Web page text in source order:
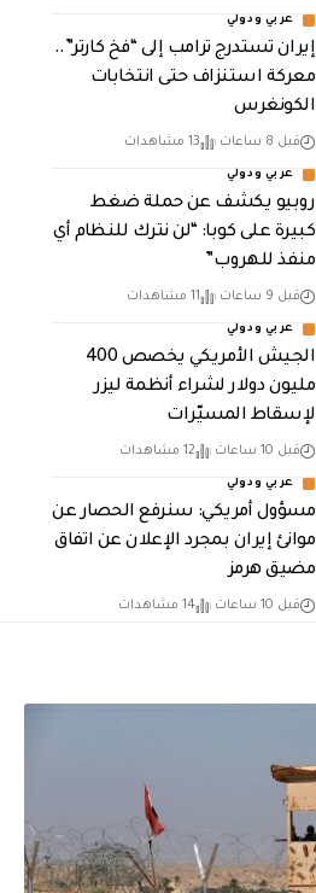
عربي ودولي
إيران تستدرج ترامب إلى “فخ كارتر”..
معركة استنزاف حتى انتخابات
الكونغرس
قبل 8 ساعات 13 مشاهدات
عربي ودولي
روبيو يكشف عن حملة ضغط
كبيرة على كوبا: “لن نترك للنظام أي
منفذ للهروب”
قبل 9 ساعات 11 مشاهدات
عربي ودولي
الجيش الأمريكي يخصص 400
مليون دولار لشراء أنظمة ليزر
لإسقاط المسيّرات
قبل 10 ساعات 12 مشاهدات
عربي ودولي
مسؤول أمريكي: سنرفع الحصار عن
موانئ إيران بمجرد الإعلان عن اتفاق
مضيق هرمز
قبل 10 ساعات 14 مشاهدات